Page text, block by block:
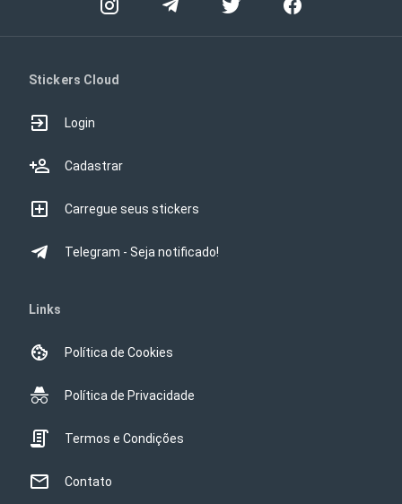
Stickers Cloud
Login
Cadastrar
Carregue seus stickers
Telegram - Seja notificado!
Links
Política de Cookies
Política de Privacidade
Termos e Condições
Contato